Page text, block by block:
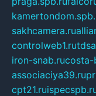
sakhcamera.ru
controlweb1.ru
iron-snab.rucosta-
associaciya39.ru
cpt21.ru